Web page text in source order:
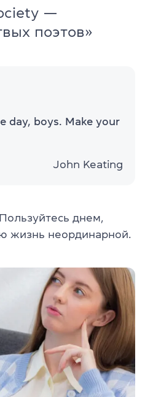
—
поэтов»
day, boys. Make your
John Keating
днем,
жизнь неординарной.